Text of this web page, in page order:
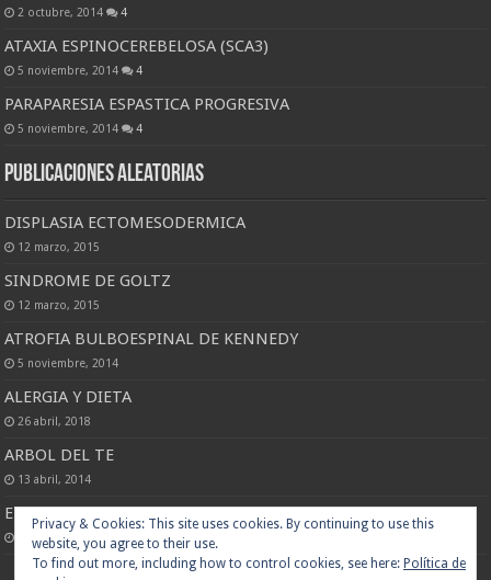
2 octubre, 2014 4
ATAXIA ESPINOCEREBELOSA (SCA3)
5 noviembre, 2014 4
PARAPARESIA ESPASTICA PROGRESIVA
5 noviembre, 2014 4
Publicaciones Aleatorias
DISPLASIA ECTOMESODERMICA
12 marzo, 2015
SINDROME DE GOLTZ
12 marzo, 2015
ATROFIA BULBOESPINAL DE KENNEDY
5 noviembre, 2014
ALERGIA Y DIETA
26 abril, 2018
ARBOL DEL TE
13 abril, 2014
EL POLLO SALEROSO
3 octubre, 2014
Privacy & Cookies: This site uses cookies. By continuing to use this
website, you agree to their use.
To find out more, including how to control cookies, see here: Política de